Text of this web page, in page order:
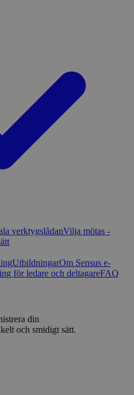
verktygslådanVilja mötas -
UtbildningarOm Sensus e-
för ledare och deltagareFAQ
din
och smidigt sätt.